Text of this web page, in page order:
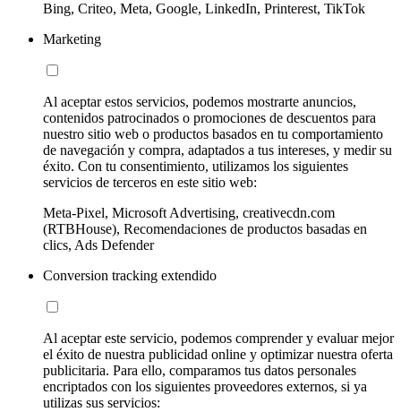
Bing, Criteo, Meta, Google, LinkedIn, Printerest, TikTok
Marketing
Al aceptar estos servicios, podemos mostrarte anuncios,
contenidos patrocinados o promociones de descuentos para
nuestro sitio web o productos basados en tu comportamiento
de navegación y compra, adaptados a tus intereses, y medir su
éxito. Con tu consentimiento, utilizamos los siguientes
servicios de terceros en este sitio web:
Meta-Pixel, Microsoft Advertising, creativecdn.com
(RTBHouse), Recomendaciones de productos basadas en
clics, Ads Defender
Conversion tracking extendido
Al aceptar este servicio, podemos comprender y evaluar mejor
el éxito de nuestra publicidad online y optimizar nuestra oferta
publicitaria. Para ello, comparamos tus datos personales
encriptados con los siguientes proveedores externos, si ya
utilizas sus servicios: